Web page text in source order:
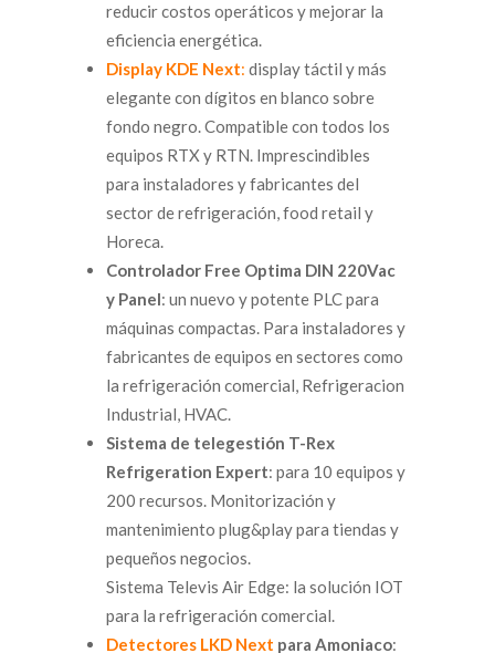
reducir costos operáticos y mejorar la
eficiencia energética.
Display KDE Next: display táctil y más
elegante con dígitos en blanco sobre
fondo negro. Compatible con todos los
equipos RTX y RTN. Imprescindibles
para instaladores y fabricantes del
sector de refrigeración, food retail y
Horeca.
Controlador Free Optima DIN 220Vac
y Panel: un nuevo y potente PLC para
máquinas compactas. Para instaladores y
fabricantes de equipos en sectores como
la refrigeración comercial, Refrigeracion
Industrial, HVAC.
Sistema de telegestión T-Rex
Refrigeration Expert: para 10 equipos y
200 recursos. Monitorización y
mantenimiento plug&play para tiendas y
pequeños negocios.
Sistema Televis Air Edge: la solución IOT
para la refrigeración comercial.
Detectores LKD Next para Amoniaco: